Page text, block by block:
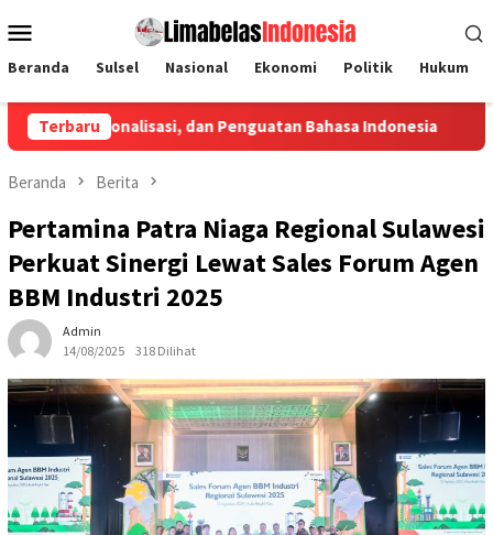
ke
Mobile
Beranda Sulsel Nasional Ekonomi Politik Hukum
Terbaru
dan Penguatan Bahasa Indonesia Penyaluran
Beranda Berita
Pertamina Patra Niaga Regional Sulawesi
Perkuat Sinergi Lewat Sales Forum Agen
BBM Industri 2025
Admin
14/08/2025
318 Dilihat